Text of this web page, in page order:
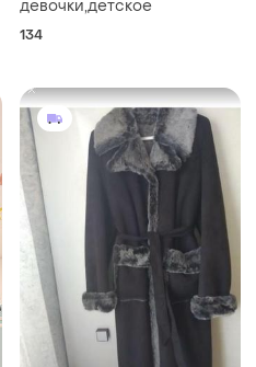
девочки,детское
134